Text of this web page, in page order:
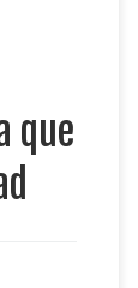
que